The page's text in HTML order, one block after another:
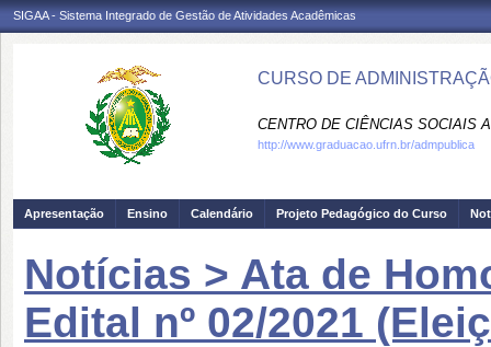
SIGAA - Sistema Integrado de Gestão de Atividades Acadêmicas
CURSO DE
CENTRO DE CIÊNCIAS SOCIAIS
http://www.graduacao.ufrn.br/admpublica
Apresentação Ensino Calendário Projeto Pedagógico do Curso
Notícias > Ata de
Edital nº 02/2021